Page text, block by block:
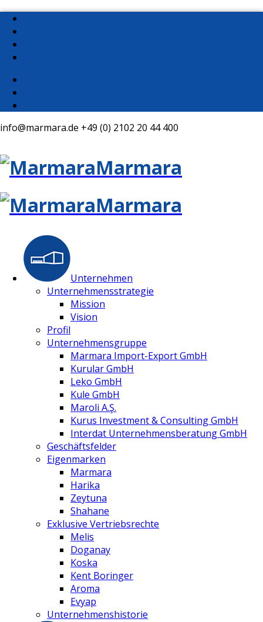
info@marmara.de +49 (0) 2102 20 44 400
Marmara
Marmara
Unternehmen
Unternehmensstrategie
Mission
Vision
Profil
Unternehmensgruppe
Marmara Import-Export GmbH
Kurular GmbH
Leko GmbH
Kule GmbH
Maroli A.Ş.
Kurus Investment & Consulting GmbH
Interdat Unternehmensberatung GmbH
Geschäftsfelder
Eigenmarken
Marmara
Harika
Zeytuna
Shahane
Exklusive Vertriebsrechte
Melis
Doganay
Koska
Kent Boringer
Aroma
Evyap
Unternehmenshistorie